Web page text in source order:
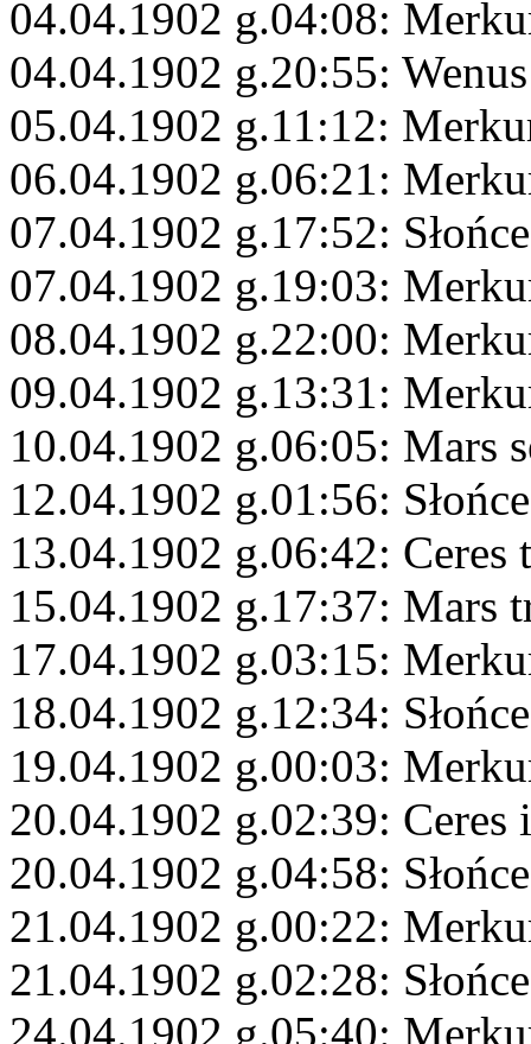
04.04.1902 g.04:08:
04.04.1902 g.20:55:
05.04.1902 g.11:12:
06.04.1902 g.06:21:
07.04.1902 g.17:52:
07.04.1902 g.19:03:
08.04.1902 g.22:00:
09.04.1902 g.13:31:
10.04.1902 g.06:05: Mars
12.04.1902 g.01:56:
13.04.1902 g.06:42: Ceres
15.04.1902 g.17:37: Mars
17.04.1902 g.03:15:
18.04.1902 g.12:34:
19.04.1902 g.00:03:
20.04.1902 g.02:39: Ceres
20.04.1902 g.04:58:
21.04.1902 g.00:22:
21.04.1902 g.02:28:
24.04.1902 g.05:40: